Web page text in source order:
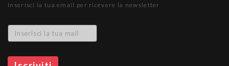
Inserisci la tua email per ricevere la newsletter